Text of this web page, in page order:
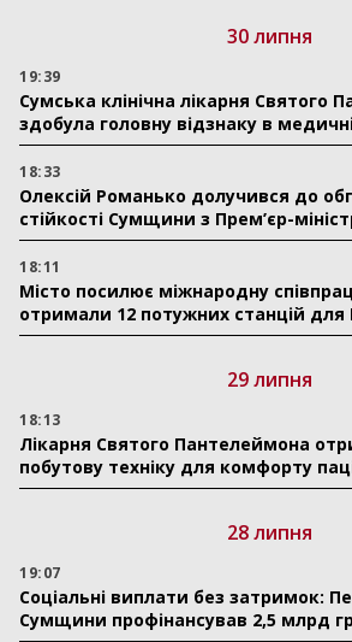
30 липня
19:39
Сумська клінічна лікарня Святого
здобула головну відзнаку в
18:33
Олексій Романько долучився до
стійкості Сумщини з Прем’єр-
18:11
Місто посилює міжнародну
отримали 12 потужних станцій для
29 липня
18:13
Лікарня Святого Пантелеймона
побутову техніку для комфорту
28 липня
19:07
Соціальні виплати без затримок:
Сумщини профінансував 2,5 млрд